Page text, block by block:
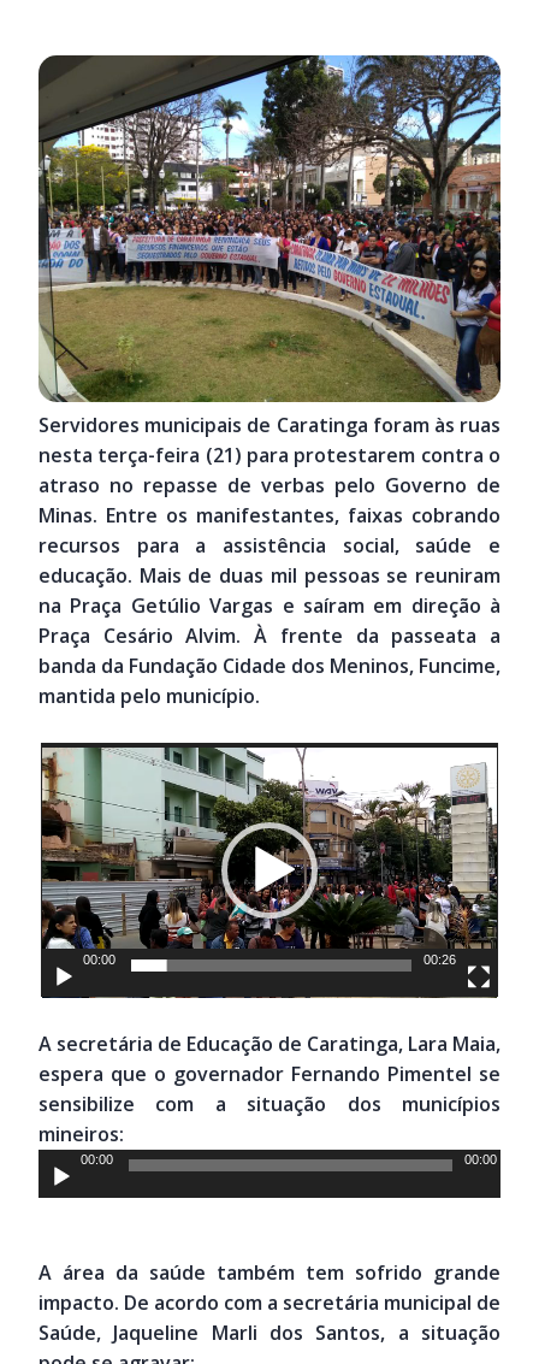
Servidores municipais de Caratinga foram às ruas
nesta terça-feira (21) para protestarem contra o
atraso no repasse de verbas pelo Governo de
Minas. Entre os manifestantes, faixas cobrando
recursos para a assistência social, saúde e
educação. Mais de duas mil pessoas se reuniram
na Praça Getúlio Vargas e saíram em direção à
Praça Cesário Alvim. À frente da passeata a
banda da Fundação Cidade dos Meninos, Funcime,
mantida pelo município.
Tocador
de
vídeo
00:00 00:26
A secretária de Educação de Caratinga, Lara Maia,
espera que o governador Fernando Pimentel se
sensibilize com a situação dos municípios
mineiros:
Tocador
de
00:00 00:00
A área da saúde também tem sofrido grande
impacto. De acordo com a secretária municipal de
Saúde, Jaqueline Marli dos Santos, a situação